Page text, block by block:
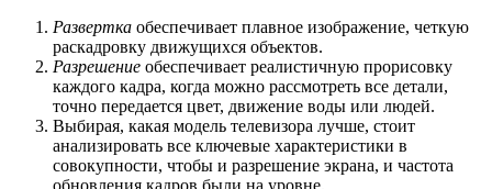
Развертка обеспечивает плавное изображение, четкую
раскадровку движущихся объектов.
Разрешение обеспечивает реалистичную прорисовку
каждого кадра, когда можно рассмотреть все детали,
точно передается цвет, движение воды или людей.
Выбирая, какая модель телевизора лучше, стоит
анализировать все ключевые характеристики в
совокупности, чтобы и разрешение экрана, и частота
обновления кадров были на уровне.